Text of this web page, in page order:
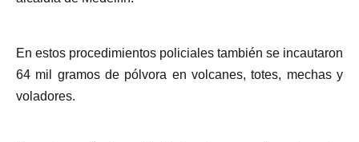
En estos procedimientos policiales también se incautaron
64 mil gramos de pólvora en volcanes, totes, mechas y
voladores.